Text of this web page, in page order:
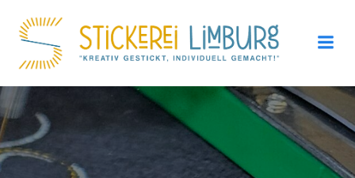
Inhalt
springen